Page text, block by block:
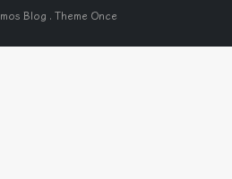
Blog . Theme Once